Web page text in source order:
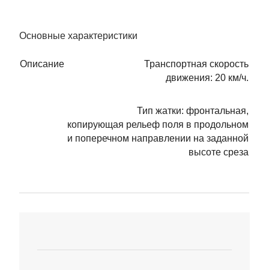
Основные характеристики
Описание
Транспортная скорость
движения: 20 км/ч.
Тип жатки: фронтальная,
копирующая рельеф поля в продольном
и поперечном направлении на заданной
высоте среза